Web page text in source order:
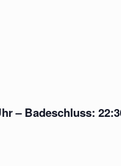
– Badeschluss: